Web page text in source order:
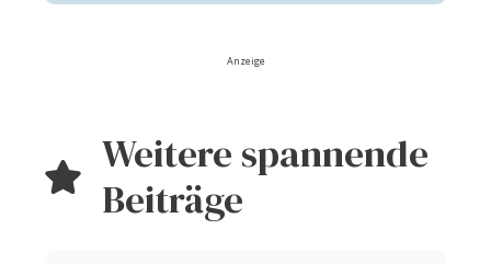
Anzeige
Weitere spannende
Beiträge